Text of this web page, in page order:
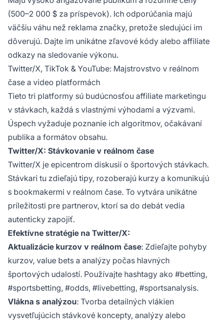
(500–2 000 $ za príspevok). Ich odporúčania majú
väčšiu váhu než reklama značky, pretože sledujúci im
dôverujú. Dajte im unikátne zľavové kódy alebo affiliate
odkazy na sledovanie výkonu.
Twitter/X, TikTok & YouTube: Majstrovstvo v reálnom
čase a video platformách
Tieto tri platformy sú budúcnosťou affiliate marketingu
v stávkach, každá s vlastnými výhodami a výzvami.
Úspech vyžaduje poznanie ich algoritmov, očakávaní
publika a formátov obsahu.
Twitter/X: Stávkovanie v reálnom čase
Twitter/X je epicentrom diskusií o športových stávkach.
Stávkari tu zdieľajú tipy, rozoberajú kurzy a komunikujú
s bookmakermi v reálnom čase. To vytvára unikátne
príležitosti pre partnerov, ktorí sa do debát vedia
autenticky zapojiť.
Efektívne stratégie na Twitter/X:
Aktualizácie kurzov v reálnom čase: Zdieľajte pohyby
kurzov, value bets a analýzy počas hlavných
športových udalostí. Používajte hashtagy ako #betting,
#sportsbetting, #odds, #livebetting, #sportsanalysis.
Vlákna s analýzou: Tvorba detailných vlákien
vysvetľujúcich stávkové koncepty, analýzy alebo